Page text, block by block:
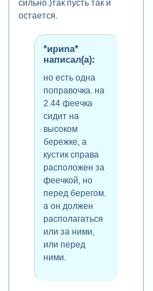
сильно.)так пусть так и
остается.
*ириnа*
написал(а):
но есть одна
поправочка. на
2.44 феечка
сидит на
высоком
бережке, а
кустик справа
расположен за
феечкой, но
перед берегом.
а он должен
располагаться
или за ними,
или перед
ними.